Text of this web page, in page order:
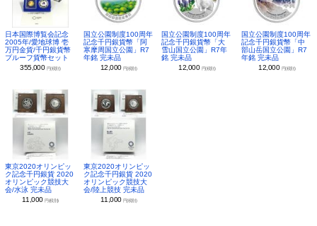
日本国際博覧会記念
2005年/愛地球博 壱
万円金貨/千円銀貨幣
プルーフ貨幣セット
355,000 円(税別)
国立公園制度100周年
記念千円銀貨幣「阿
寒摩周国立公園」R7
年銘 完未品
12,000 円(税別)
国立公園制度100周年
記念千円銀貨幣「大
雪山国立公園」R7年
銘 完未品
12,000 円(税別)
国立公園制度100周年
記念千円銀貨幣「中
部山岳国立公園」R7
年銘 完未品
12,000 円(税別)
東京2020オリンピッ
ク記念千円銀貨 2020
オリンピック競技大
会/水泳 完未品
11,000円(税別)
東京2020オリンピッ
ク記念千円銀貨 2020
オリンピック競技大
会/陸上競技 完未品
11,000 円(税別)